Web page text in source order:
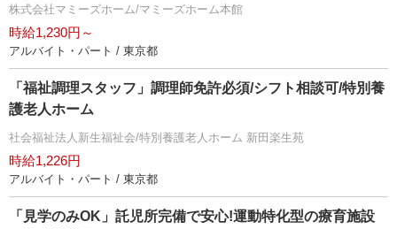
株式会社マミーズホーム/マミーズホーム本館
時給1,230円～
アルバイト・パート / 東京都
「福祉調理スタッフ」調理師免許必須/シフト相談可/特別養
護老人ホーム
社会福祉法人新生福祉会/特別養護老人ホーム 新田楽生苑
時給1,226円
アルバイト・パート / 東京都
「見学のみOK」託児所完備で安心!運動特化型の療育施設